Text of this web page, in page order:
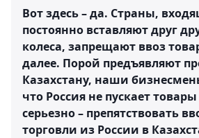
Вот здесь – да. Страны,
постоянно вставляют друг
колеса, запрещают ввоз
далее. Порой предъявляют
Казахстану, наши
что Россия не пускает
серьезно – препятствовать
торговли из России в